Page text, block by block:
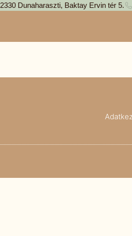
2330 Dunaharaszti, Baktay Ervin tér 5.